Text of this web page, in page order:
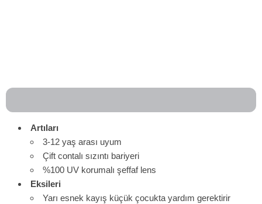
Artıları
3-12 yaş arası uyum
Çift contalı sızıntı bariyeri
%100 UV korumalı şeffaf lens
Eksileri
Yarı esnek kayış küçük çocukta yardım gerektirir